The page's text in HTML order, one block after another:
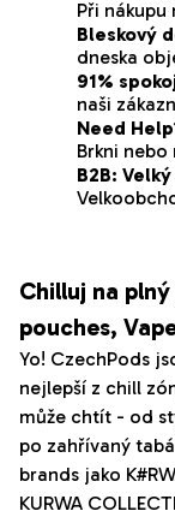
Při nákupu
Bleskový
dneska
91%
naši
Need
Brkni
B2B:
Chilluj na
pouches,
Yo! CzechPods
nejlepší z chill
může chtít - od
po zahřívaný
brands jako
KURWA